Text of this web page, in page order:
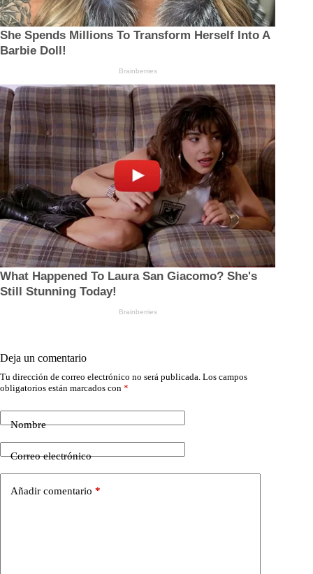
Deja un comentario
Tu dirección de correo electrónico no será publicada. Los campos
obligatorios están marcados con *
Nombre
Correo electrónico
Añadir comentario *